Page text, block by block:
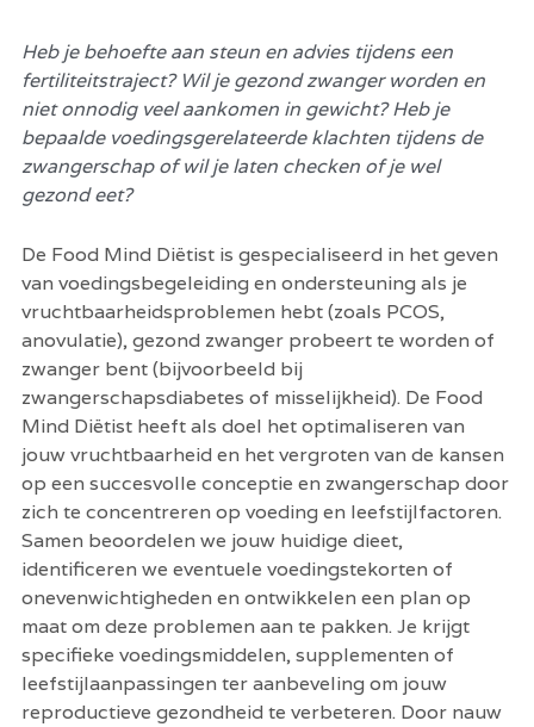
Heb je behoefte aan steun en advies tijdens een
fertiliteitstraject? Wil je gezond zwanger worden en
niet onnodig veel aankomen in gewicht? Heb je
bepaalde voedingsgerelateerde klachten tijdens de
zwangerschap of wil je laten checken of je wel
gezond eet?
De Food Mind Diëtist is gespecialiseerd in het geven
van voedingsbegeleiding en ondersteuning als je
vruchtbaarheidsproblemen hebt (zoals PCOS,
anovulatie), gezond zwanger probeert te worden of
zwanger bent (bijvoorbeeld bij
zwangerschapsdiabetes of misselijkheid). De Food
Mind Diëtist heeft als doel het optimaliseren van
jouw vruchtbaarheid en het vergroten van de kansen
op een succesvolle conceptie en zwangerschap door
zich te concentreren op voeding en leefstijlfactoren.
Samen beoordelen we jouw huidige dieet,
identificeren we eventuele voedingstekorten of
onevenwichtigheden en ontwikkelen een plan op
maat om deze problemen aan te pakken. Je krijgt
specifieke voedingsmiddelen, supplementen of
leefstijlaanpassingen ter aanbeveling om jouw
reproductieve gezondheid te verbeteren. Door nauw